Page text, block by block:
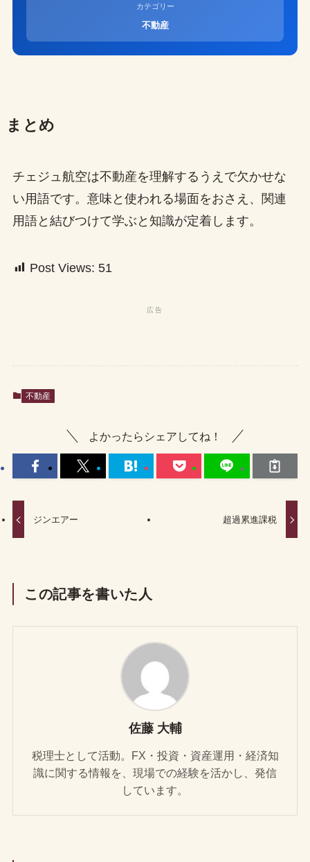
カテゴリー
不動産
まとめ
チェジュ航空は不動産を理解するうえで欠かせな
い用語です。意味と使われる場面をおさえ、関連
用語と結びつけて学ぶと知識が定着します。
Post Views: 51
不動産
よかったらシェアしてね！
ジンエアー 超過累進課税
この記事を書いた人
佐藤 大輔
税理士として活動。FX・投資・資産運用・経済知
識に関する情報を、現場での経験を活かし、発信
しています。